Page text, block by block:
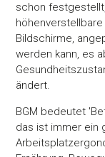
schon
Bildschirme,
werden kann, es
ändert.
BGM bedeutet
das ist immer ein